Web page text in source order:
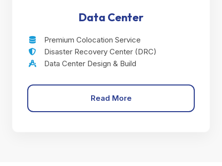
Data Center
Premium Colocation Service
Disaster Recovery Center (DRC)
Data Center Design & Build
Read More